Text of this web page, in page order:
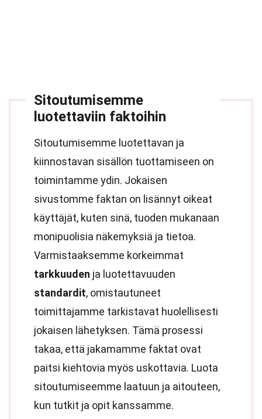
Sitoutumisemme
luotettaviin faktoihin
Sitoutumisemme luotettavan ja
kiinnostavan sisällön tuottamiseen on
toimintamme ydin. Jokaisen
sivustomme faktan on lisännyt oikeat
käyttäjät, kuten sinä, tuoden mukanaan
monipuolisia näkemyksiä ja tietoa.
Varmistaaksemme korkeimmat
tarkkuuden ja luotettavuuden
standardit, omistautuneet
toimittajamme tarkistavat huolellisesti
jokaisen lähetyksen. Tämä prosessi
takaa, että jakamamme faktat ovat
paitsi kiehtovia myös uskottavia. Luota
sitoutumiseemme laatuun ja aitouteen,
kun tutkit ja opit kanssamme.